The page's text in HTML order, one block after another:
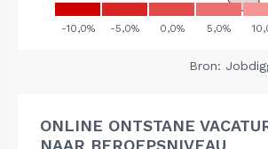
Bron:
ONLINE ONTSTANE
NAAR BEROEPSNIVEAU